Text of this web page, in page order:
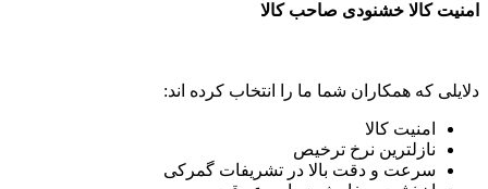
امنیت کالا خشنودی صاحب کالا
دلایلی که همکاران شما ما را انتخاب کرده اند:
امنیت کالا
نازلترین نرخ ترخیص
سرعت و دقت بالا در تشریفات گمرکی